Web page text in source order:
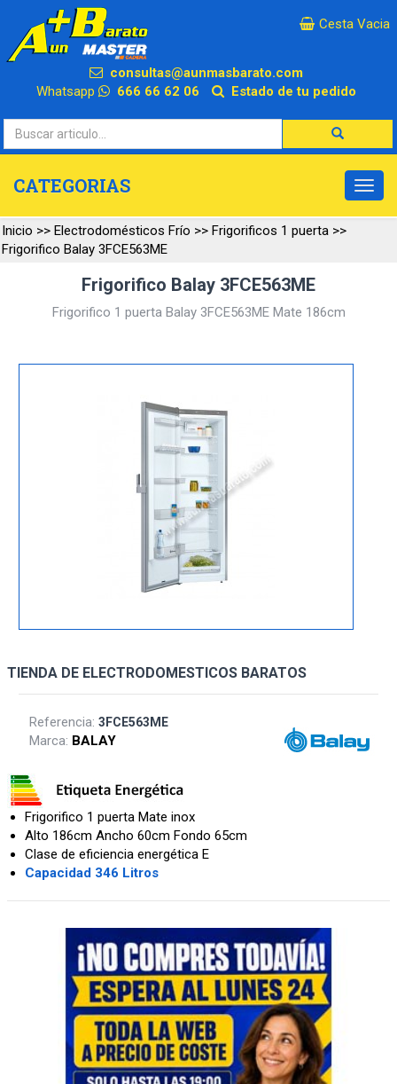
×
Cesta Vacia
consultas@aunmasbarato.com
Whatsapp
666 66 62 06 Estado de tu pedido
CATEGORIAS
Inicio >> Electrodomésticos Frío >> Frigorificos 1 puerta >>
Frigorifico Balay 3FCE563ME
Frigorifico Balay 3FCE563ME
Frigorifico 1 puerta Balay 3FCE563ME Mate 186cm
TIENDA DE ELECTRODOMESTICOS BARATOS
Referencia:3FCE563ME
Marca: BALAY
Frigorifico 1 puerta Mate inox
Alto 186cm Ancho 60cm Fondo 65cm
Clase de eficiencia energética E
Capacidad 346 Litros